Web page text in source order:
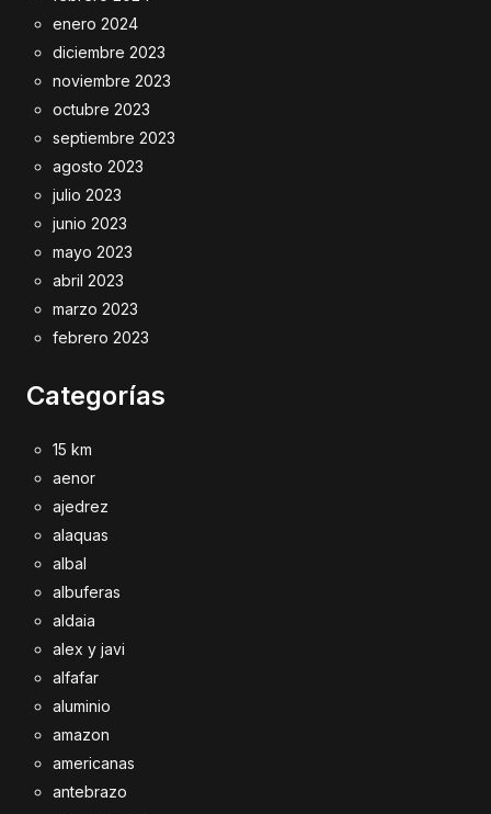
enero 2024
diciembre 2023
noviembre 2023
octubre 2023
septiembre 2023
agosto 2023
julio 2023
junio 2023
mayo 2023
abril 2023
marzo 2023
febrero 2023
Categorías
15 km
aenor
ajedrez
alaquas
albal
albuferas
aldaia
alex y javi
alfafar
aluminio
amazon
americanas
antebrazo